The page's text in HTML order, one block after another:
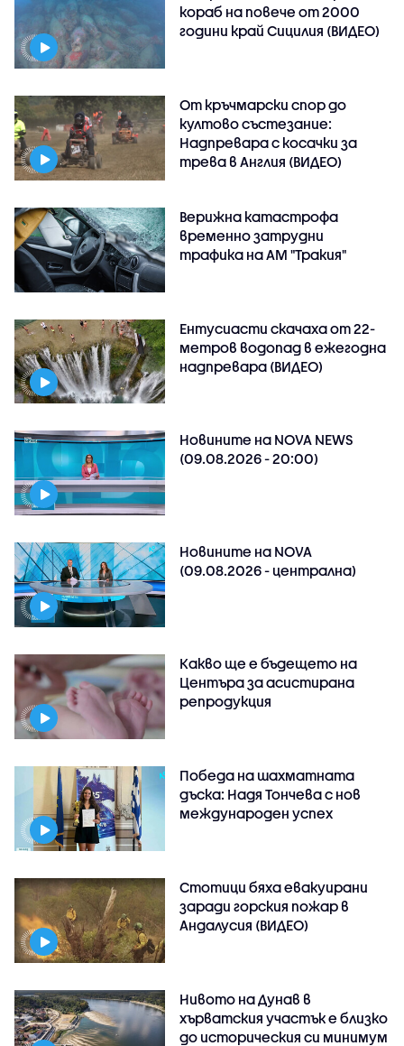
кораб на повече от 2000
години край Сицилия (ВИДЕО)
От кръчмарски спор до
култово състезание:
Надпревара с косачки за
трева в Англия (ВИДЕО)
Верижна катастрофа
временно затрудни
трафика на АМ "Тракия"
Ентусиасти скачаха от 22-
метров водопад в ежегодна
надпревара (ВИДЕО)
Новините на NOVA NEWS
(09.08.2026 - 20:00)
Новините на NOVA
(09.08.2026 - централна)
Какво ще е бъдещето на
Центъра за асистирана
репродукция
Победа на шахматната
дъска: Надя Тончева с нов
международен успех
Стотици бяха евакуирани
заради горския пожар в
Андалусия (ВИДЕО)
Нивото на Дунав в
хърватския участък е близко
до историческия си минимум